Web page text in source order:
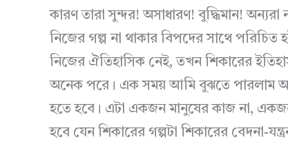
কারণ তারা সুন্দর! অসাধারণ! বুদ্ধিমান!
নিজের গল্প না থাকার বিপদের সাথে
নিজের ঐতিহাসিক নেই, তখন শিকারের
অনেক পরে। এক সময় আমি বুঝতে পারলাম
হতে হবে। এটা একজন মানুষের কাজ না,
হবে যেন শিকারের গল্পটা শিকারের বেদনা-